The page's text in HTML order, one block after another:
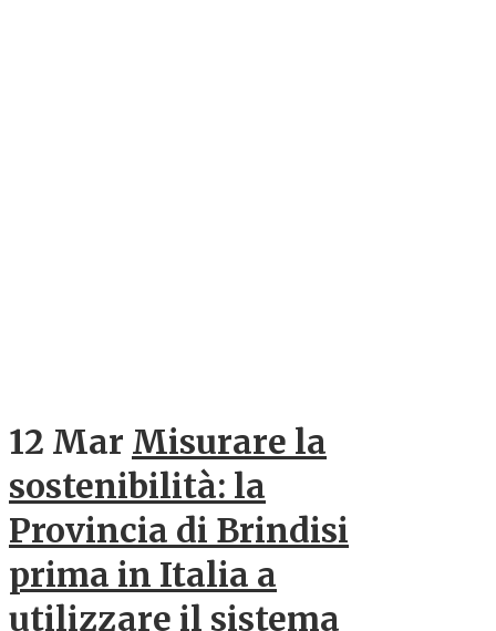
12 Mar Misurare la
sostenibilità: la
Provincia di Brindisi
prima in Italia a
utilizzare il sistema